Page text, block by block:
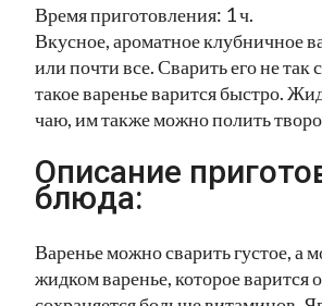
Время приготовления: 1 ч.
Вкусное, ароматное клубничное
или почти все. Сварить его не так
такое варенье варится быстро.
чаю, им также можно полить
Описание
блюда:
Варенье можно сварить густое, а
жидком варенье, которое варится